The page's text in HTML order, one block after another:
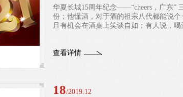
华夏长城15周年纪念——“cheers，广东”
份；他懂酒，对于酒的祖宗八代都能说
且有机会在酒桌上笑谈自如；有人说，
查看详情
18/2019.12